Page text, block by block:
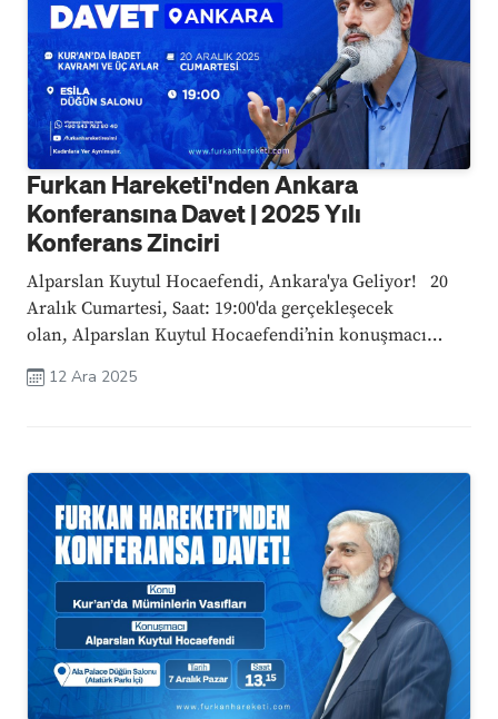
Furkan Hareketi'nden Ankara
Konferansına Davet | 2025 Yılı
Konferans Zinciri
Alparslan Kuytul Hocaefendi, Ankara'ya Geliyor! 20
Aralık Cumartesi, Saat: 19:00'da gerçekleşecek
olan, Alparslan Kuytul Hocaefendi’nin konuşmacı
Kavramı ve Üç Aylar konusu ele alınacak; Üç Aylar’ın
12 Ara 2025